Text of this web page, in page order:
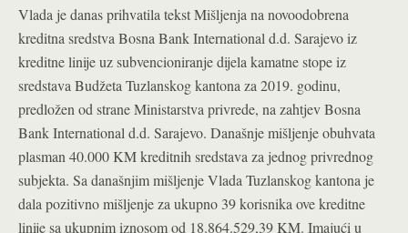
Vlada je danas prihvatila tekst Mišljenja na novoodobrena
kreditna sredstva Bosna Bank International d.d. Sarajevo iz
kreditne linije uz subvencioniranje dijela kamatne stope iz
sredstava Budžeta Tuzlanskog kantona za 2019. godinu,
predložen od strane Ministarstva privrede, na zahtjev Bosna
Bank International d.d. Sarajevo. Današnje mišljenje obuhvata
plasman 40.000 KM kreditnih sredstava za jednog privrednog
subjekta. Sa današnjim mišljenje Vlada Tuzlanskog kantona je
dala pozitivno mišljenje za ukupno 39 korisnika ove kreditne
linije sa ukupnim iznosom od 18.864.529,39 KM. Imajući u